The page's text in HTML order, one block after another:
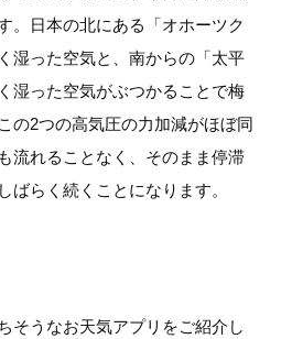
。日本の北にある「オホーツク
湿った空気と、南からの「太平
湿った空気がぶつかることで梅
の2つの高気圧の力加減がほぼ同
流れることなく、そのまま停滞
ばらく続くことになります。
そうなお天気アプリをご紹介し